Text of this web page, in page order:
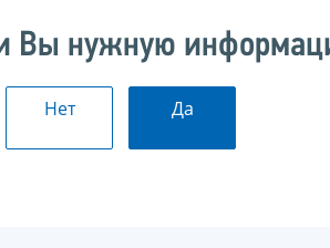
Вы нужную
Нет Да